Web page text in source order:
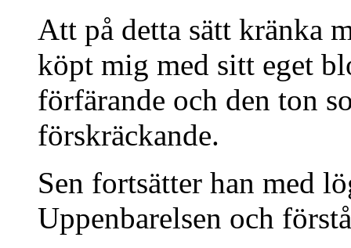
Att på detta sätt kränka
köpt mig med sitt eget
förfärande och den ton
förskräckande.
Sen fortsätter han med
Uppenbarelsen och